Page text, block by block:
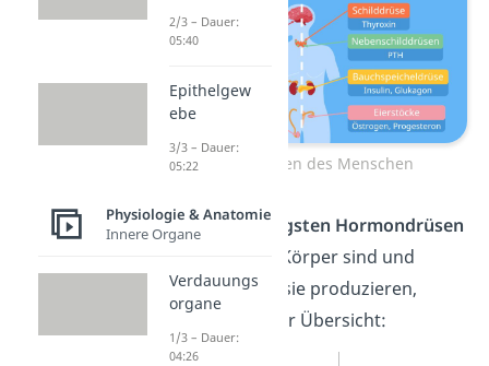
Hormondrüsen des Menschen
Welche diewichtigsten Hormondrüsen
im menschlichen Körper sind und
welche Hormone sie produzieren,
findest du in dieser Übersicht:
2/3 – Dauer:
05:40
Epithelgew
ebe
3/3 – Dauer:
05:22
Physiologie & Anatomie
Innere Organe
Verdauungs
organe
1/3 – Dauer:
04:26